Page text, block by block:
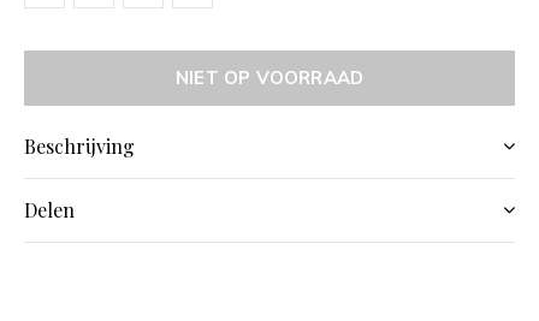
NIET OP VOORRAAD
Beschrijving
Delen